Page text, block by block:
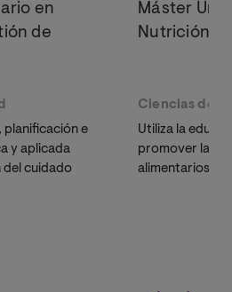
en
de
planificación e
y aplicada
del cuidado
Máster
Nutrición y
Ciencias de
Utiliza la
promover la
alimentarios